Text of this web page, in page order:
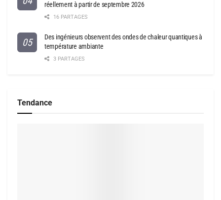
réellement à partir de septembre 2026
16 PARTAGES
Des ingénieurs observent des ondes de chaleur quantiques à
température ambiante
3 PARTAGES
Tendance